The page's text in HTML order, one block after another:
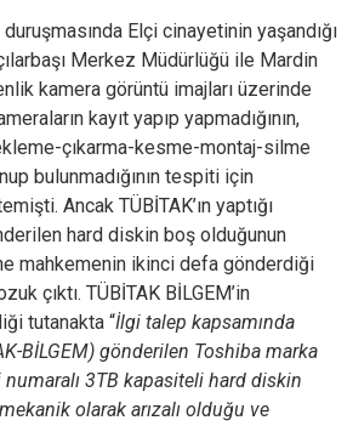
Elçi cinayetinin yaşandığı
Merkez Müdürlüğü ile Mardin
kamera görüntü imajları üzerinde
kayıt yapıp yapmadığının,
çıkarma-kesme-montaj-silme
bulunmadığının tespiti için
Ancak TÜBİTAK’ın yaptığı
hard diskin boş olduğunun
mahkemenin ikinci defa gönderdiği
çıktı. TÜBİTAK BİLGEM’in
tutanakta “İlgi talep kapsamında
BİLGEM) gönderilen Toshiba marka
numaralı 3TB kapasiteli hard diskin
olarak arızalı olduğu ve